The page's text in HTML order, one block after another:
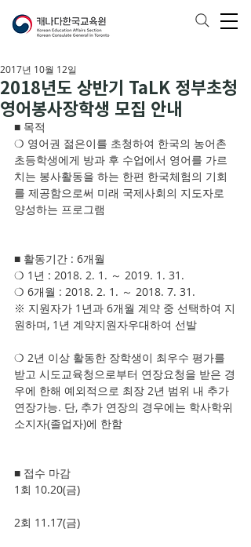
2018년도 상반기 TaLK 정부초청
영어봉사장학생 모집 안내
2017년 10월 12일
■ 목적
❍ 영어권 젊은이를 초청하여 한국의 농어촌
초등학생에게 방과 후 수업에서 영어를 가르
치는 봉사활동을 하는 한편 한국체험의 기회
를 제공함으로써 미래 국제사회의 지도자로
양성하는 프로그램
■ 활동기간 : 6개월
❍ 1년 : 2018. 2. 1. ～ 2019. 1. 31.
❍ 6개월 : 2018. 2. 1. ～ 2018. 7. 31.
※ 지원자가 1년과 6개월 계약 중 선택하여 지
원하며, 1년 계약지원자우대하여 선발
❍ 2년 이상 활동한 장학생이 최우수 평가를
받고 시도교육청으로부터 연장요청을 받은 경
우에 한해 예외적으로 최장 2년 범위 내 추가
연장가능. 단, 추가 연장의 경우에는 학사학위
소지자(졸업자)에 한함
■ 접수 마감
1회 10.20(금)
2회 11.17(금)